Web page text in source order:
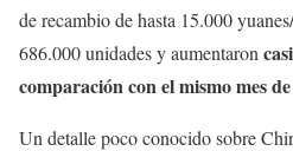
de recambio de hasta 15.000
686.000 unidades y aumentaron
comparación con el mismo mes
Un detalle poco conocido sobre